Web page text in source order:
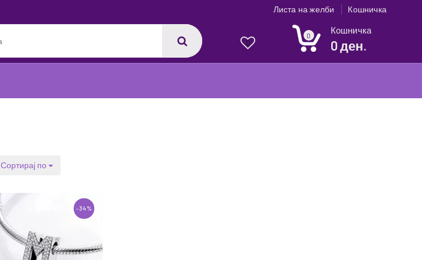
Листа на желби Кошничка
0
0
Кошничка
0 ден.
Сортирај по
-34%